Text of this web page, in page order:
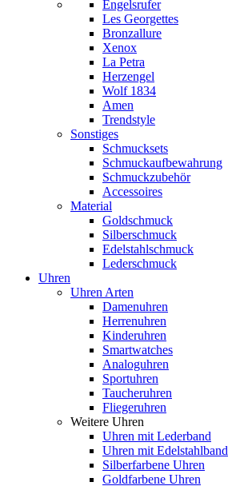
Engelsrufer
Les Georgettes
Bronzallure
Xenox
La Petra
Herzengel
Wolf 1834
Amen
Trendstyle
Sonstiges
Schmucksets
Schmuckaufbewahrung
Schmuckzubehör
Accessoires
Material
Goldschmuck
Silberschmuck
Edelstahlschmuck
Lederschmuck
Uhren
Uhren Arten
Damenuhren
Herrenuhren
Kinderuhren
Smartwatches
Analoguhren
Sportuhren
Taucheruhren
Fliegeruhren
Weitere Uhren
Uhren mit Lederband
Uhren mit Edelstahlband
Silberfarbene Uhren
Goldfarbene Uhren